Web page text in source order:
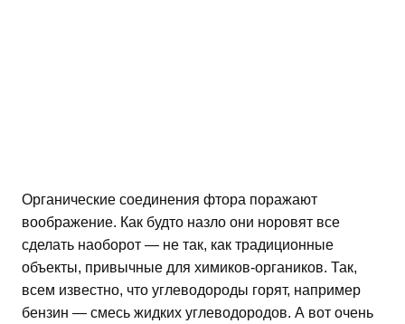
Органические соединения фтора поражают
воображение. Как будто назло они норовят все
сделать наоборот — не так, как традиционные
объекты, привычные для химиков-органиков. Так,
всем известно, что углеводороды горят, например
бензин — смесь жидких углеводородов. А вот очень